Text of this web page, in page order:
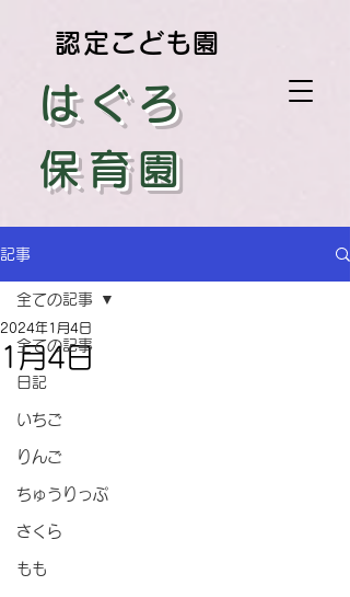
はぐろ
保育園
認定こども園
記事
全ての記事
日記
いちご
りんご
ちゅうりっぷ
さくら
もも
全ての記事
1月4日
2024年1月4日